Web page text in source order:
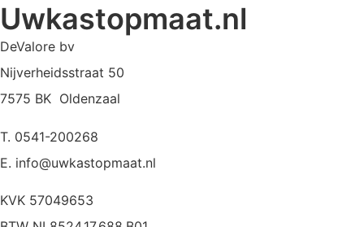
Uwkastopmaat.nl
DeValore bv
Nijverheidsstraat 50
7575 BK Oldenzaal
T. 0541-200268
E. info@uwkastopmaat.nl
KVK 57049653